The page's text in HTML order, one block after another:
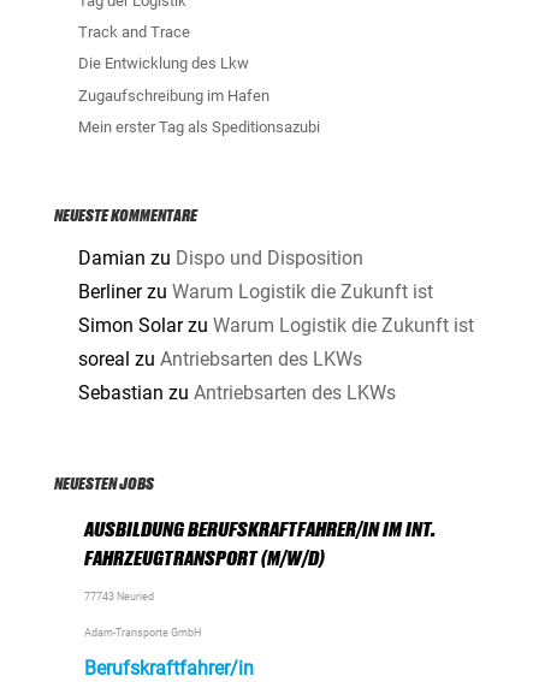
Track and Trace
Die Entwicklung des Lkw
Zugaufschreibung im Hafen
Mein erster Tag als Speditionsazubi
NEUESTE KOMMENTARE
Damian zu Dispo und Disposition
Berlinerzu Warum Logistik die Zukunft ist
Simon Solarzu Warum Logistik die Zukunft ist
soreal zu Antriebsarten des LKWs
Sebastian zu Antriebsarten des LKWs
NEUESTEN JOBS
AUSBILDUNG BERUFSKRAFTFAHRER/IN IM INT.
FAHRZEUGTRANSPORT (M/W/D)
77743 Neuried
Adam-Transporte GmbH
Berufskraftfahrer/in